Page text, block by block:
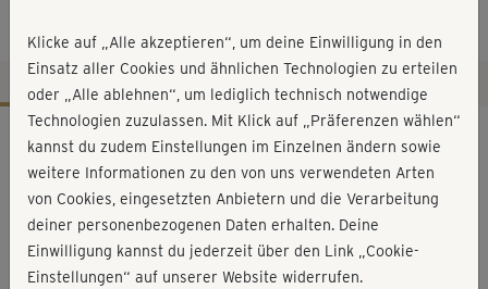
Total Body Training - Block 2
Workout-Facts
mittelschwer
21 Min
146 kcal
Nicole Hofrichter
Klicke auf „Alle akzeptieren“, um deine Einwilligung in den
Einsatz aller Cookies und ähnlichen Technologien zu erteilen
oder „Alle ablehnen“, um lediglich technisch notwendige
Technologien zuzulassen. Mit Klick auf „Präferenzen wählen“
kannst du zudem Einstellungen im Einzelnen ändern sowie
weitere Informationen zu den von uns verwendeten Arten
von Cookies, eingesetzten Anbietern und die Verarbeitung
deiner personenbezogenen Daten erhalten. Deine
Einwilligung kannst du jederzeit über den Link „Cookie-
Einstellungen“ auf unserer Website widerrufen.